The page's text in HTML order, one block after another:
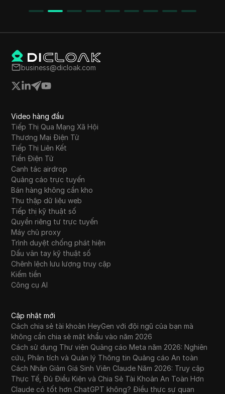
kiếm Pixel tokens, tham gia vào chương trình
phần thưởng. Các tùy chọn kết nối ví như
đãi đặc biệt cho người dùng Bybit. Video khuyến
khích người xem bắt đầu kiếm Pixel tokens và
tương tác với cộng đồng để nhận sự hỗ trợ.
business@dicloak.com
Video hàng đầu
Tiếp Thị Qua Mạng Xã Hội
Thương Mại Điện Tử
Tiếp Thị Liên Kết
Tiền Điện Tử
Canh tác airdrop
Quảng cáo trực tuyến
Bán hàng không cần kho
Thu thập dữ liệu web
Tiếp thị kỹ thuật số
Quyền riêng tư trực tuyến
Máy chủ proxy
Trình duyệt chống phát hiện
Dấu vân tay kỹ thuật số
Chênh lệch lưu lượng truy cập
Kiếm tiền
Công cụ AI
Cập nhật mới
Cách chia sẻ tài khoản HeyGen với đội ngũ của bạn mà
không cần chia sẻ mật khẩu vào năm 2026
Cách sử dụng Thư viện Quảng cáo Meta năm 2026: Nghiên
cứu, Phân tích và Quản lý Thông tin Quảng cáo An toàn
Cách Nhận Giảm Giá Sinh Viên Claude Năm 2026: Truy cập
Thực Tế, Đủ Điều Kiện và Chia Sẻ Tài Khoản An Toàn Hơn
Claude có tốt hơn ChatGPT không? Điều thực sự quan